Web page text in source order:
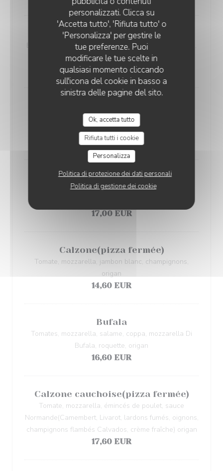
personalizzati. Clicca su
'Accetta tutto', 'Rifiuta tutto' o
'Personalizza' per gestire le
tue preferenze. Puoi
modificare le tue scelte in
qualsiasi momento cliccando
sull'icona del cookie in basso a
sinistra delle pagine del sito.
Ok, accetta tutto
Rifiuta tutti i cookie
Personalizza
Politica di protezione dei dati personali
Politica di gestione dei cookie
Lupin
Base crème, mozzarella, émincés poulet, champignon,
livarot, origan
16,30 EUR
Tomate, mozzarella Di Bufala, roquette, copeaux de
parmesan, origan
14,60 EUR
Océane
Crème fraîche, mozzarella, saumon fumé maison,
17,00 EUR
Calzone(pizza fermée)
Tomate, mozzarella, jambon blanc, champignons,
origan
14,60 EUR
Bufala
Tomates, mozzarella, salame, coppa, mozzarella Di
Bufala, roquette, origan
16,60 EUR
Calzone cauchoise(pizza fermée)
Tomate, mozzarella, émincés de poulet, sauce
Normande(Camembert, Livarot, lardons fumés, oignons,
champignons flambés Calvados, crème fraîche) origan
17,60 EUR